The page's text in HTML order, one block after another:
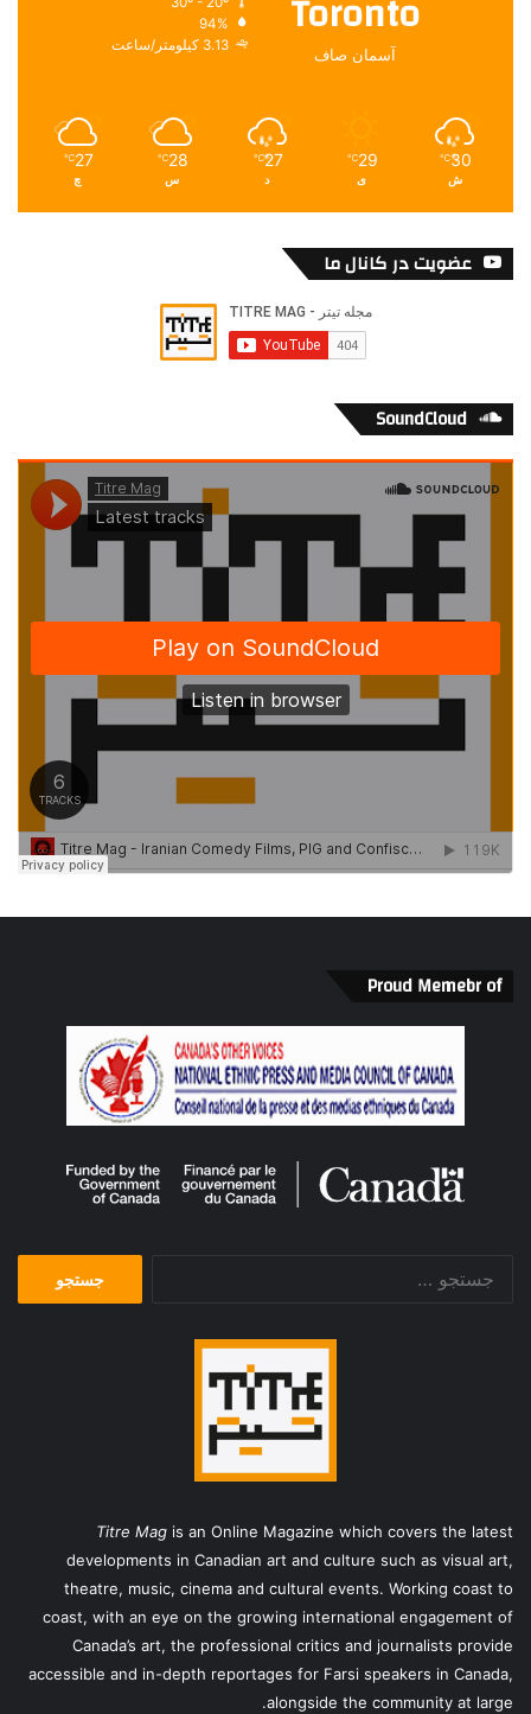
Toronto
آسمان صاف
94%
3.13 کیلومتر/ساعت
30
℃
ش
29
℃
ی
27
℃
د
28
℃
س
27
℃
چ
عضویت در کانال ما
SoundCloud
Proud Memebr of
Titre Mag is an Online Magazine which covers the latest
developments in Canadian art and culture such as visual art,
theatre, music, cinema and cultural events. Working coast to
coast, with an eye on the growing international engagement of
Canada’s art, the professional critics and journalists provide
accessible and in-depth reportages for Farsi speakers in Canada,
alongside the community at large.